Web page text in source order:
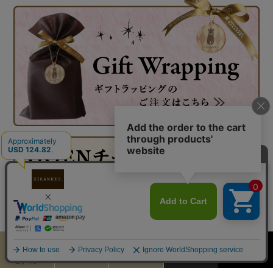
◆HIRAMEKI.はギフトにも喜ばれています◆
ご入学、ご進学、ご結婚、お誕生日、母の日、父の日、敬老の日、バ
ログイン